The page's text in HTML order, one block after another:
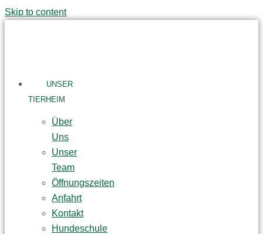
Skip to content
UNSER
TIERHEIM
Über
Uns
Unser
Team
Öffnungszeiten
Anfahrt
Kontakt
Hundeschule